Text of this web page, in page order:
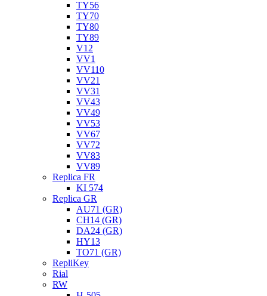
TY56
TY70
TY80
TY89
V12
VV1
VV110
VV21
VV31
VV43
VV49
VV53
VV67
VV72
VV83
VV89
Replica FR
KI 574
Replica GR
AU71 (GR)
CH14 (GR)
DA24 (GR)
HY13
TO71 (GR)
RepliKey
Rial
RW